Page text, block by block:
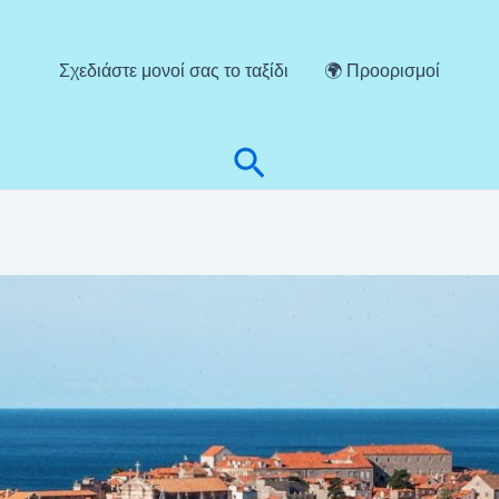
Σχεδιάστε μονοί σας το ταξίδι 🌍 Προορισμοί
Αναζήτηση